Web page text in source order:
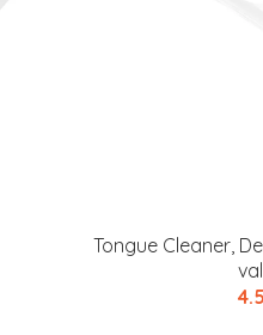
Tongue Cleaner,